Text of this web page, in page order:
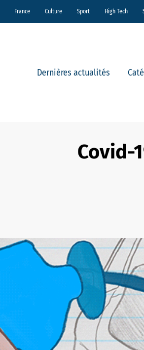
France Culture Sport High Tech
Dernières actualités
Covid-